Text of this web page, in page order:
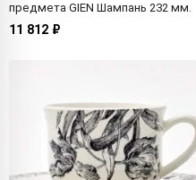
предмета GIEN Шампань 232 мм.
11 812 ₽